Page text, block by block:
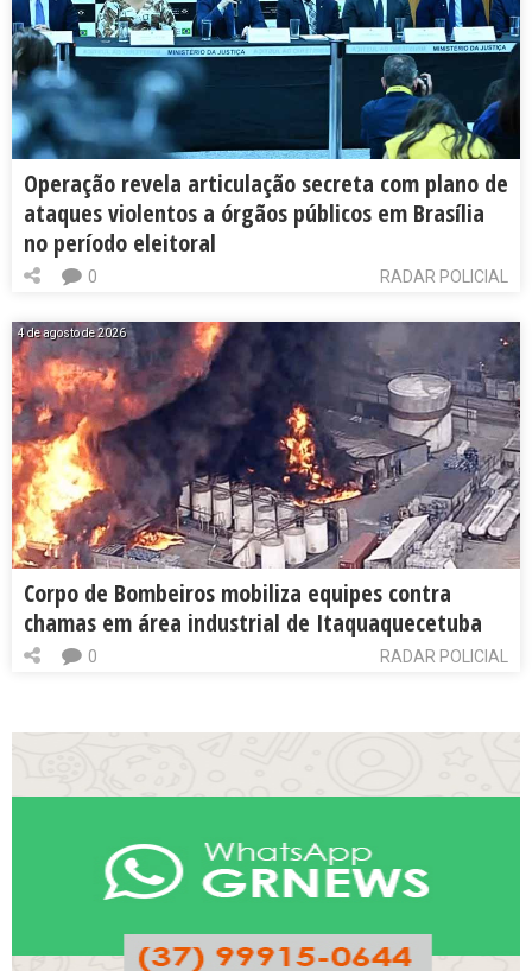
Operação revela articulação secreta com plano de
ataques violentos a órgãos públicos em Brasília
no período eleitoral
RADAR POLICIAL
0
4 de agosto de 2026
Corpo de Bombeiros mobiliza equipes contra
chamas em área industrial de Itaquaquecetuba
RADAR POLICIAL
0